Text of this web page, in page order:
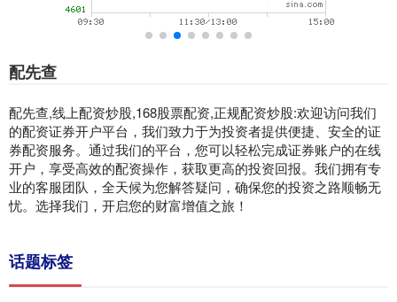
配先查
配先查,线上配资炒股,168股票配资,正规配资炒股:欢迎访问我们
的配资证券开户平台，我们致力于为投资者提供便捷、安全的证
券配资服务。通过我们的平台，您可以轻松完成证券账户的在线
开户，享受高效的配资操作，获取更高的投资回报。我们拥有专
业的客服团队，全天候为您解答疑问，确保您的投资之路顺畅无
忧。选择我们，开启您的财富增值之旅！
话题标签